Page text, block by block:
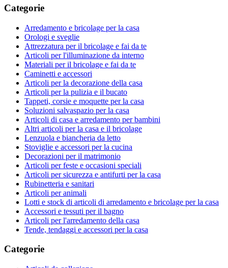
Categorie
Arredamento e bricolage per la casa
Orologi e sveglie
Attrezzatura per il bricolage e fai da te
Articoli per l'illuminazione da interno
Materiali per il bricolage e fai da te
Caminetti e accessori
Articoli per la decorazione della casa
Articoli per la pulizia e il bucato
Tappeti, corsie e moquette per la casa
Soluzioni salvaspazio per la casa
Articoli di casa e arredamento per bambini
Altri articoli per la casa e il bricolage
Lenzuola e biancheria da letto
Stoviglie e accessori per la cucina
Decorazioni per il matrimonio
Articoli per feste e occasioni speciali
Articoli per sicurezza e antifurti per la casa
Rubinetteria e sanitari
Articoli per animali
Lotti e stock di articoli di arredamento e bricolage per la casa
Accessori e tessuti per il bagno
Articoli per l'arredamento della casa
Tende, tendaggi e accessori per la casa
Categorie